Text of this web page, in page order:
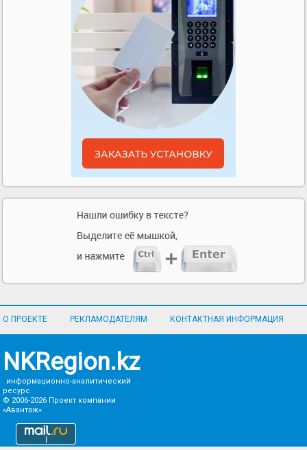
О ПРОЕКТЕ РЕКЛАМОДАТЕЛЯМ КОНТАКТНАЯ ИНФОРМАЦИЯ
NKRegion.kz
информационно-аналитический
ресурс
© 2006-2026 Проект компании
«Авантаж»